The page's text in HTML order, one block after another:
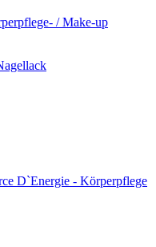
/ Make-up
D`Energie - Körperpflege